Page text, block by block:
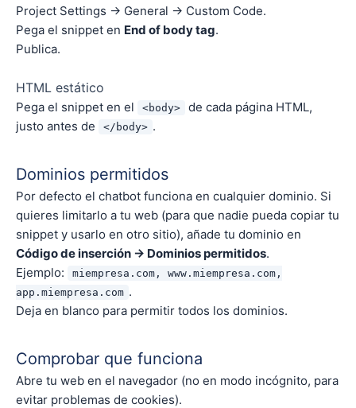
Project Settings → General → Custom Code.
Pega el snippet en End of body tag.
Publica.
HTML estático
Pega el snippet en el <body>
de cada página HTML,
justo antes de
</body> .
Dominios permitidos
Por defecto el chatbot funciona en cualquier dominio. Si
quieres limitarlo a tu web (para que nadie pueda copiar tu
snippet y usarlo en otro sitio), añade tu dominio en
Código de inserción → Dominios permitidos.
Ejemplo:
miempresa.com, www.miempresa.com,
app.miempresa.com .
Deja en blanco para permitir todos los dominios.
Comprobar que funciona
Abre tu web en el navegador (no en modo incógnito, para
evitar problemas de cookies).